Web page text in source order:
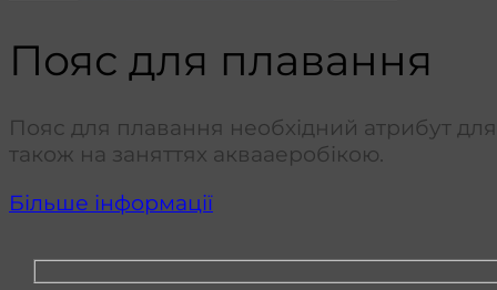
Пояс для плавання
Пояс для плавання необхідний атрибут
також на заняттях аквааеробікою.
Більше інформації